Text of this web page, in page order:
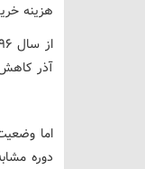
هزینه خرید
آذر
اما